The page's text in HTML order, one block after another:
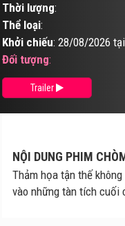
NỘI DUNG PHIM
Thảm họa tận thế
vào những tàn tích cuối
Thời lượng:
Thể loại:
Khởi chiếu: 28/08/2026
Đối tượng:
Trailer